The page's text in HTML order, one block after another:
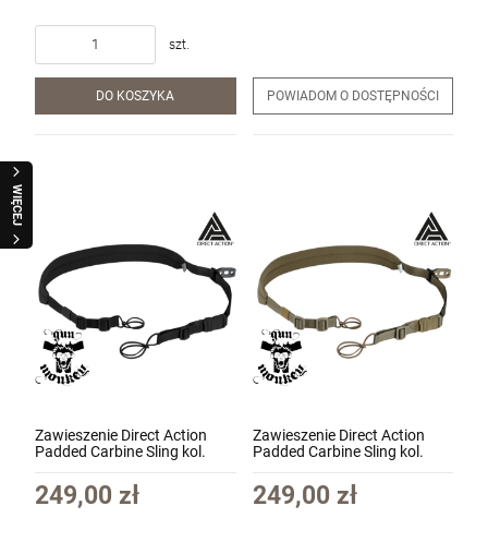
WIĘCEJ
szt.
DO KOSZYKA POWIADOM O DOSTĘPNOŚCI
Zawieszenie Direct Action
Padded Carbine Sling kol.
249,00 zł
Zawieszenie Direct Action
Padded Carbine Sling kol.
NLW-AGR)
249,00 zł